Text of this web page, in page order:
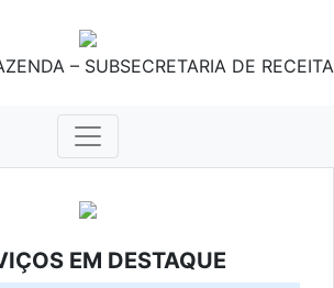
– SUBSECRETARIA DE RECEITA
EM DESTAQUE